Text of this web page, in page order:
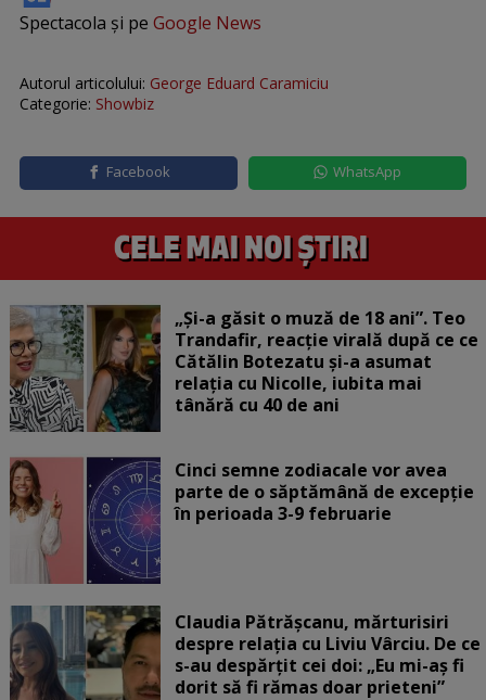
Spectacola și pe Google News
Autorul articolului: George Eduard Caramiciu
Categorie: Showbiz
Facebook WhatsApp
„Și-a găsit o muză de 18 ani”. Teo
Trandafir, reacție virală după ce ce
Cătălin Botezatu și-a asumat
relația cu Nicolle, iubita mai
tânără cu 40 de ani
Cinci semne zodiacale vor avea
parte de o săptămână de excepție
în perioada 3-9 februarie
Claudia Pătrășcanu, mărturisiri
despre relația cu Liviu Vârciu. De ce
s-au despărțit cei doi: „Eu mi-aș fi
dorit să fi rămas doar prieteni”